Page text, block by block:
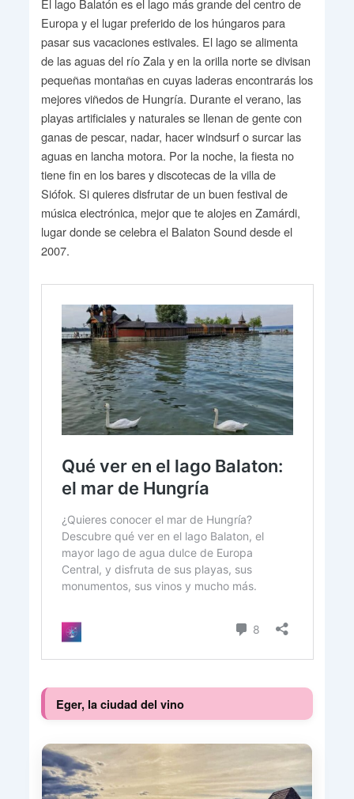
El lago Balatón es el lago más grande del centro de
Europa y el lugar preferido de los húngaros para
pasar sus vacaciones estivales. El lago se alimenta
de las aguas del río Zala y en la orilla norte se divisan
pequeñas montañas en cuyas laderas encontrarás los
mejores viñedos de Hungría. Durante el verano, las
playas artificiales y naturales se llenan de gente con
ganas de pescar, nadar, hacer windsurf o surcar las
aguas en lancha motora. Por la noche, la fiesta no
tiene fin en los bares y discotecas de la villa de
Siófok. Si quieres disfrutar de un buen festival de
música electrónica, mejor que te alojes en Zamárdi,
lugar donde se celebra el Balaton Sound desde el
2007.
Eger, la ciudad del vino